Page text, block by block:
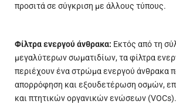
προσιτά σε σύγκριση με άλλους τύπους.
Φίλτρα ενεργού άνθρακα: Εκτός από τη
μεγαλύτερων σωματιδίων, τα φίλτρα
περιέχουν ένα στρώμα ενεργού άνθρακα
απορρόφηση και εξουδετέρωση οσμών,
και πτητικών οργανικών ενώσεων (VOCs).